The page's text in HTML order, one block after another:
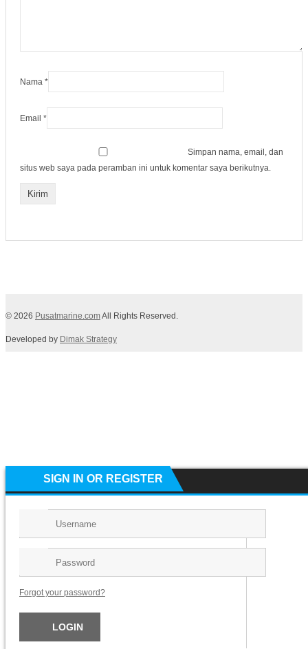
Nama *
Email *
Simpan nama, email, dan
situs web saya pada peramban ini untuk komentar saya berikutnya.
© 2026 Pusatmarine.comAll Rights Reserved.
Developed by Dimak Strategy
SIGN IN OR REGISTER
Forgot your password?